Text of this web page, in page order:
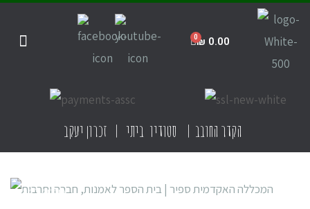
₪ 0.00
מוסדות לימוד